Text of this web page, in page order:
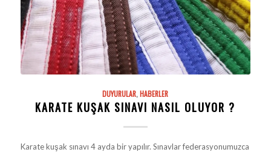
DUYURULAR,HABERLER
KARATE KUŞAK SINAVI NASIL OLUYOR ?
Karate kuşak sınavı 4 ayda bir yapılır. Sınavlar federasyonumuzca